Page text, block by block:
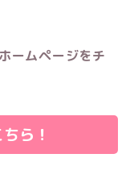
ームページをチ
ら！